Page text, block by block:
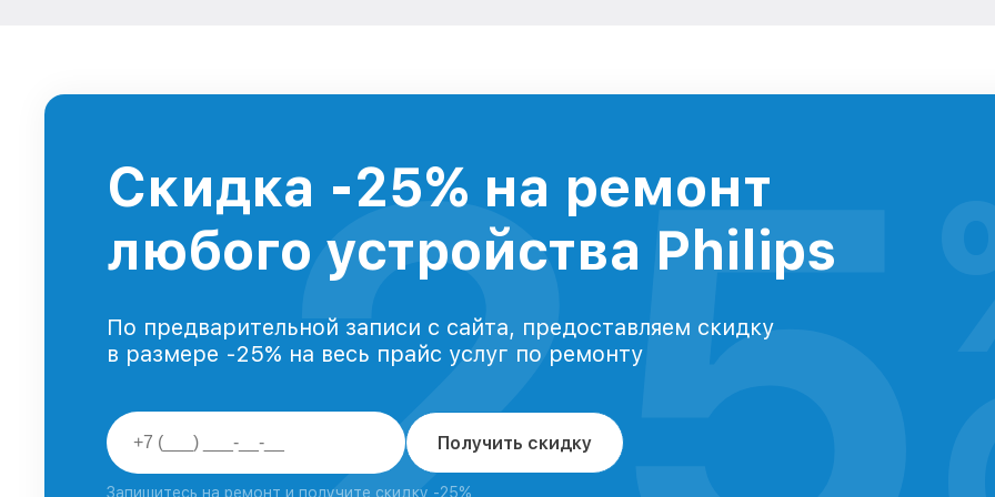
Скидка -25% на ремонт
любого устройства Philips
По предварительной записи с сайта, предоставляем скидку
в размере -25% на весь прайс услуг по ремонту
Получить скидку
Запишитесь на ремонт и получите скидку -25%